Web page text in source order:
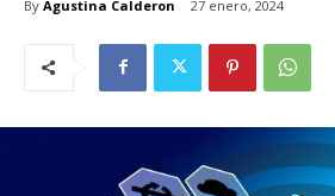
By Agustina Calderon 27 enero, 2024